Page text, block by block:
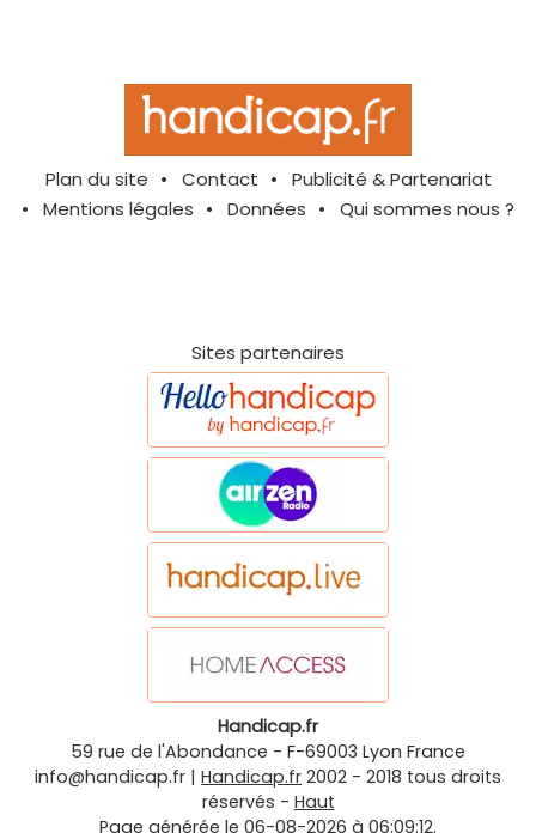
Plan du site Contact
Publicité & Partenariat
Mentions légales
Données Qui sommes nous ?
Sites partenaires
Handicap.fr
59 rue de l'Abondance - F-69003 Lyon France
info@handicap.fr | Handicap.fr 2002 - 2018 tous droits
réservés - Haut
Page générée le 06-08-2026 à 06:09:12.